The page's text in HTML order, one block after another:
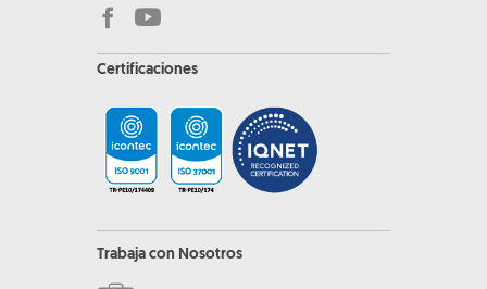
Certificaciones
Trabaja con Nosotros